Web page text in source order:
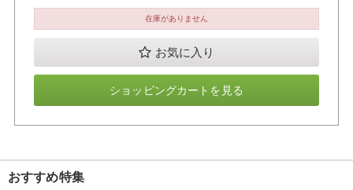
在庫がありません
お気に入り
ショッピングカートを見る
おすすめ特集